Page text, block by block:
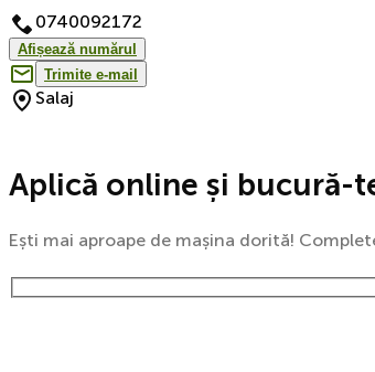
0740092172
Afișează numărul
Trimite e-mail
Salaj
Aplică online și bucură-
Ești mai aproape de mașina dorită!